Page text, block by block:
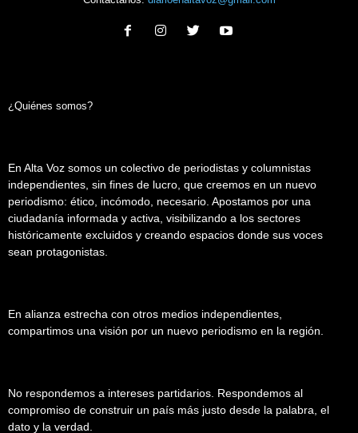
¿Quiénes somos?
En Alta Voz somos un colectivo de periodistas y columnistas
independientes, sin fines de lucro, que creemos en un nuevo
periodismo: ético, incómodo, necesario. Apostamos por una
ciudadanía informada y activa, visibilizando a los sectores
históricamente excluidos y creando espacios donde sus voces
sean protagonistas.
En alianza estrecha con otros medios independientes,
compartimos una visión por un nuevo periodismo en la región.
No respondemos a intereses partidarios. Respondemos al
compromiso de construir un país más justo desde la palabra, el
dato y la verdad.